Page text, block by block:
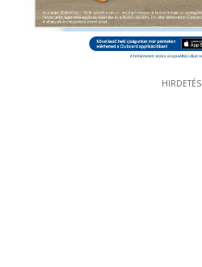
HIRDETÉS